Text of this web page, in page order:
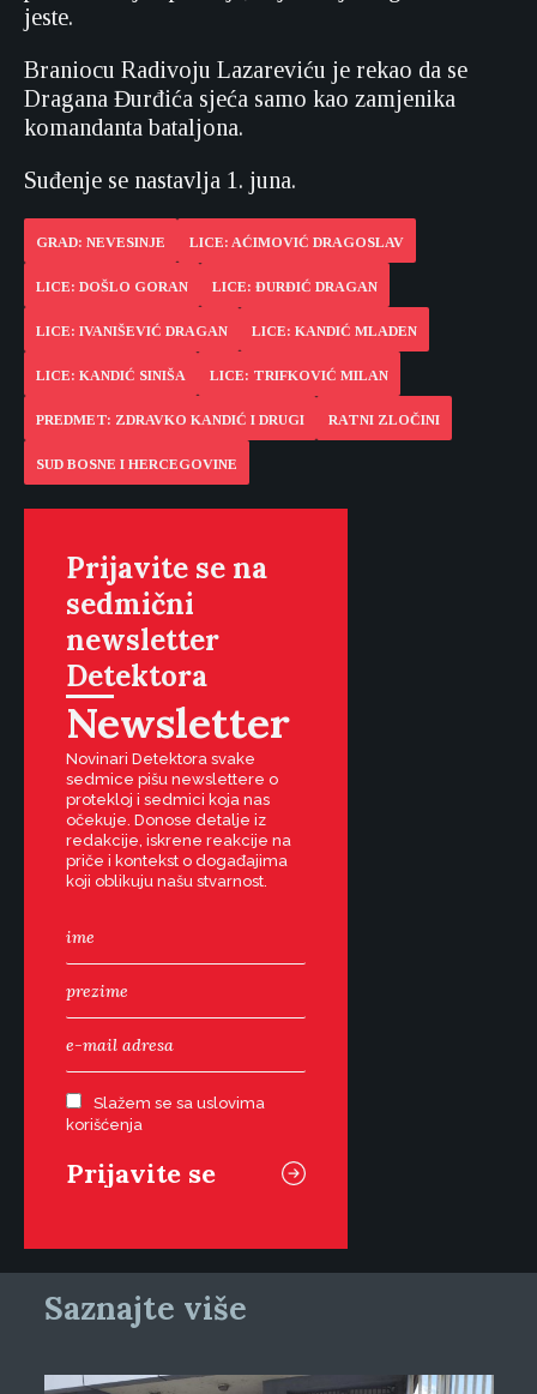
jeste.
Braniocu Radivoju Lazareviću je rekao da se
Dragana Đurđića sjeća samo kao zamjenika
komandanta bataljona.
Suđenje se nastavlja 1. juna.
GRAD: NEVESINJE LICE: AĆIMOVIĆ DRAGOSLAV
LICE: DOŠLO GORAN LICE: ĐURĐIĆ DRAGAN
LICE: IVANIŠEVIĆ DRAGAN LICE: KANDIĆ MLADEN
LICE: KANDIĆ SINIŠA LICE: TRIFKOVIĆ MILAN
PREDMET: ZDRAVKO KANDIĆ I DRUGI RATNI ZLOČINI
SUD BOSNE I HERCEGOVINE
Prijavite se na
sedmični
newsletter
Detektora
Newsletter
Novinari Detektora svake
sedmice pišu newslettere o
protekloj i sedmici koja nas
očekuje. Donose detalje iz
redakcije, iskrene reakcije na
priče i kontekst o događajima
koji oblikuju našu stvarnost.
Slažem se sa uslovima
korišćenja
Saznajte više